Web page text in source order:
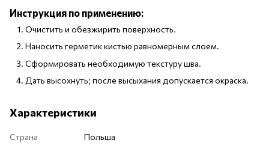
Инструкция по применению:
Очистить и обезжирить поверхность.
Наносить герметик кистью равномерным слоем.
Сформировать необходимую текстуру шва.
Дать высохнуть; после высыхания допускается окраска.
Характеристики
Страна Польша